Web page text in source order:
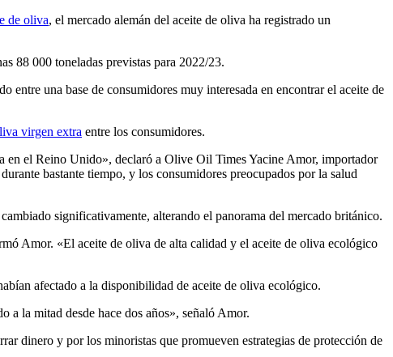
de oliva, el mercado alemán del aceite de oliva ha registrado un
88 000 toneladas previstas para 2022/23.
entre una base de consumidores muy interesada en encontrar el aceite de
virgen extra entre los consumidores.
en el Reino Unido», declaró a Olive Oil Times Yacine Amor, importador
bastante tiempo, y los consumidores preocupados por la salud
significativamente, alterando el panorama del mercado británico.
Amor. «El aceite de oliva de alta calidad y el aceite de oliva ecológico
afectado a la disponibilidad de aceite de oliva ecológico.
a la mitad desde hace dos años», señaló Amor.
dinero y por los minoristas que promueven estrategias de protección de